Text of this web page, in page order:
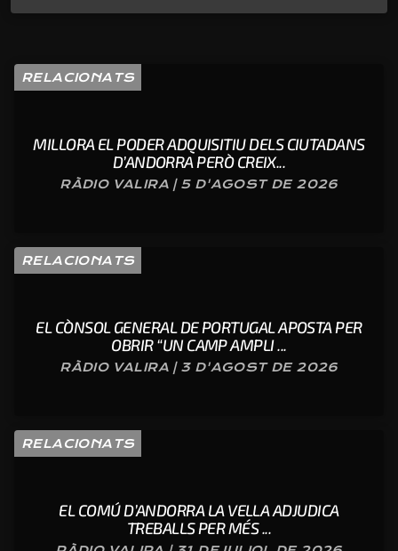
RELACIONATS
MILLORA EL PODER ADQUISITIU DELS CIUTADANS
D’ANDORRA PERÒ CREIX...
RÀDIO VALIRA | 5 D'AGOST DE 2026
RELACIONATS
EL CÒNSOL GENERAL DE PORTUGAL APOSTA PER
OBRIR “UN CAMP AMPLI ...
RÀDIO VALIRA | 3 D'AGOST DE 2026
RELACIONATS
EL COMÚ D’ANDORRA LA VELLA ADJUDICA
TREBALLS PER MÉS ...